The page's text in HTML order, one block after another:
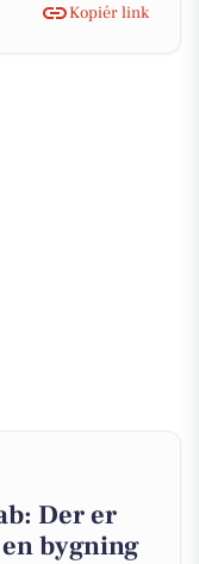
Kopiér link
Der er
bygning